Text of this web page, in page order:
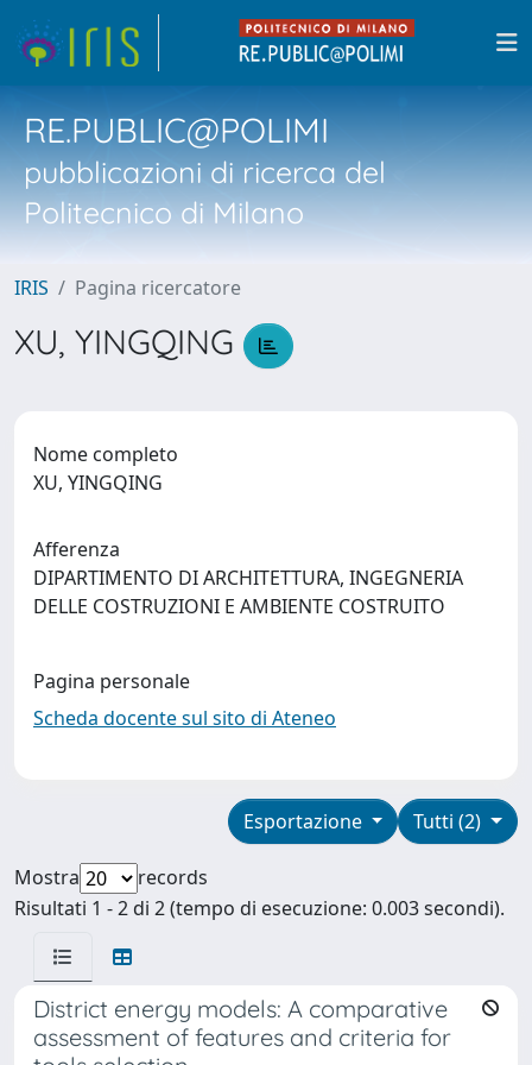
RE.PUBLIC@POLIMI
pubblicazioni di ricerca del
Politecnico di Milano
IRIS Pagina ricercatore
XU, YINGQING
Nome completo
XU, YINGQING
Afferenza
DIPARTIMENTO DI ARCHITETTURA, INGEGNERIA
DELLE COSTRUZIONI E AMBIENTE COSTRUITO
Pagina personale
Scheda docente sul sito di Ateneo
Tutti (2)
Esportazione
Mostra
records
Risultati 1 - 2 di 2 (tempo di esecuzione: 0.003 secondi).
District energy models: A comparative
assessment of features and criteria for